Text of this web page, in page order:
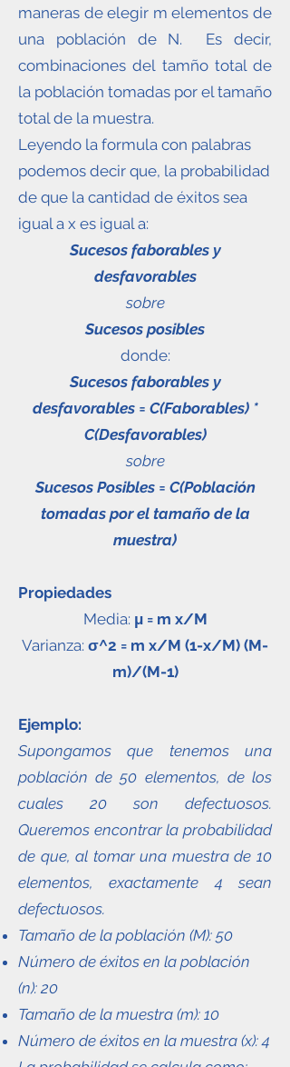
maneras de elegir m elementos de
una población de N. Es decir,
combinaciones del tamño total de
la población tomadas por el tamaño
total de la muestra.
Leyendo la formula con palabras
podemos decir que, la probabilidad
de que la cantidad de éxitos sea
igual a x es igual a:
Sucesos faborables y
desfavorables
sobre
Sucesos posibles
donde:
Sucesos faborables y
desfavorables = C(Faborables) *
C(Desfavorables)
sobre
Sucesos Posibles = C(Población
tomadas por el tamaño de la
muestra)
Propiedades
Media: μ = m x/M
Varianza: σ^2 = m x/M (1-x/M) (M-
m)/(M-1)
Ejemplo:
Supongamos que tenemos una
población de 50 elementos, de los
cuales 20 son defectuosos.
Queremos encontrar la probabilidad
de que, al tomar una muestra de 10
elementos, exactamente 4 sean
defectuosos.
Tamaño de la población (M): 50
Número de éxitos en la población
(n): 20
Tamaño de la muestra (m): 10
Número de éxitos en la muestra (x): 4